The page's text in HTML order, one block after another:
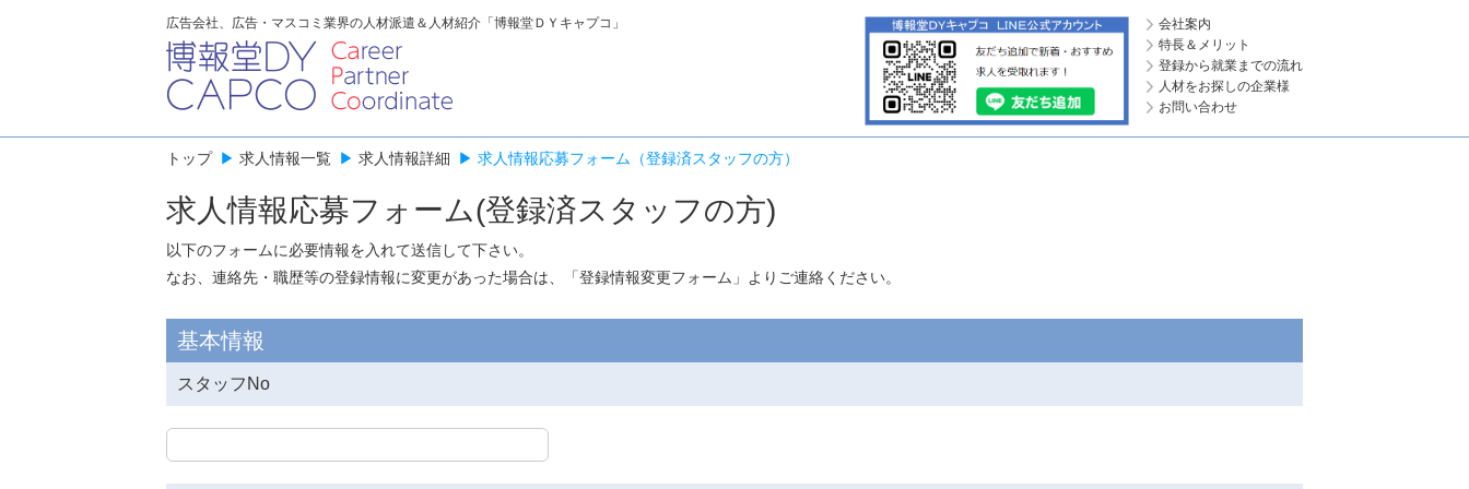
広告会社、広告・マスコミ業界の人材派遣＆人材紹介「博報堂ＤＹキャプコ」
会社案内
特長＆メリット
登録から就業までの流れ
人材をお探しの企業様
お問い合わせ
トップ ▶ 求人情報一覧 ▶ 求人情報詳細 ▶ 求人情報応募フォーム（登録済スタッフの方）
求人情報応募フォーム(登録済スタッフの方)
以下のフォームに必要情報を入れて送信して下さい。
なお、連絡先・職歴等の登録情報に変更があった場合は、「登録情報変更フォーム 」よりご連絡ください。
基本情報
スタッフNo